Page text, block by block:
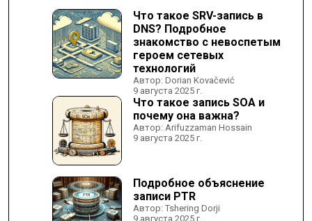
Что такое SRV-запись в
DNS? Подробное
знакомство с невоспетым
героем сетевых
технологий
Автор: Dorian Kovačević
9 августа 2025 г.
Что такое запись SOA и
почему она важна?
Автор: Arifuzzaman Hossain
9 августа 2025 г.
Подробное объяснение
записи PTR
Автор: Tshering Dorji
9 августа 2025 г.